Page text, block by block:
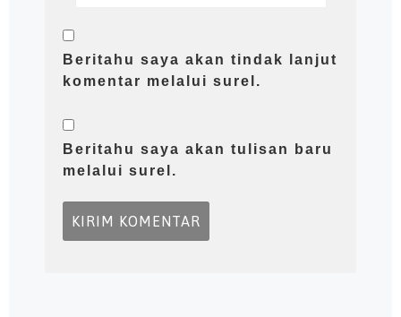
Beritahu saya akan tindak lanjut
komentar melalui surel.
Beritahu saya akan tulisan baru
melalui surel.